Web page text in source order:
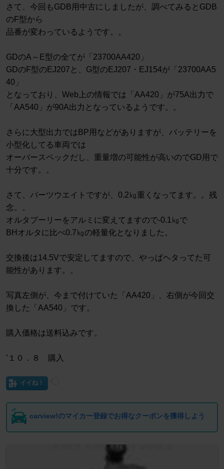
さて、今回もGDB用中古にしましたが、調べてみるとGDB
のF型から
品番が変わっているようです。。
GDのA～E型の全てが「23700AA420」
GDのF型のEJ207と、G型のEJ207・EJ154が「23700AA5
40」
となっており、Web上の情報では「AA420」が75A出力で
「AA540」が90A出力となっているようです。。
さらに大型出力ではBP用などがありますが、バッテリーを
小型化してる車両では
オーバースペックだし、重量増の可能性が高いのでGD用で
十分です。。
さて、パーツウエイトですが、0.2㎏重くなってます。。残
念。。
オルタプーリーをアルミに変えてますので-0.1㎏で
BHオルタに比べ0.7㎏の軽量化となりました。
交換後は14.5Vで安定してますので、やっぱヘタってた可
能性があります。。
写真左側が、今まで付けていた「AA420」、右側が今回交
換した「AA540」です。
購入価格は送料込みです。
’１０．８ 購入
イイね！
carview!のマイカー登録でお得なクーポンを獲得しよう